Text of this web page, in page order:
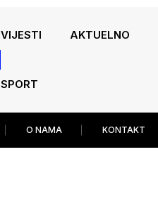
VIJESTI AKTUELNO
SPORT
O NAMA KONTAKT